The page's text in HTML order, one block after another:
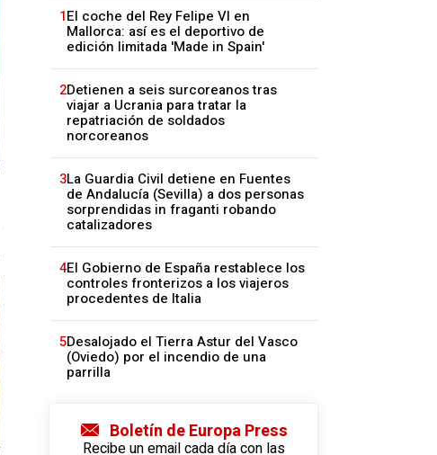
1El coche del Rey Felipe VI en
Mallorca: así es el deportivo de
edición limitada 'Made in Spain'
2Detienen a seis surcoreanos tras
viajar a Ucrania para tratar la
repatriación de soldados
norcoreanos
3La Guardia Civil detiene en Fuentes
de Andalucía (Sevilla) a dos personas
sorprendidas in fraganti robando
catalizadores
4El Gobierno de España restablece los
controles fronterizos a los viajeros
procedentes de Italia
5Desalojado el Tierra Astur del Vasco
(Oviedo) por el incendio de una
parrilla
Boletín de Europa Press
Recibe un email cada día con las